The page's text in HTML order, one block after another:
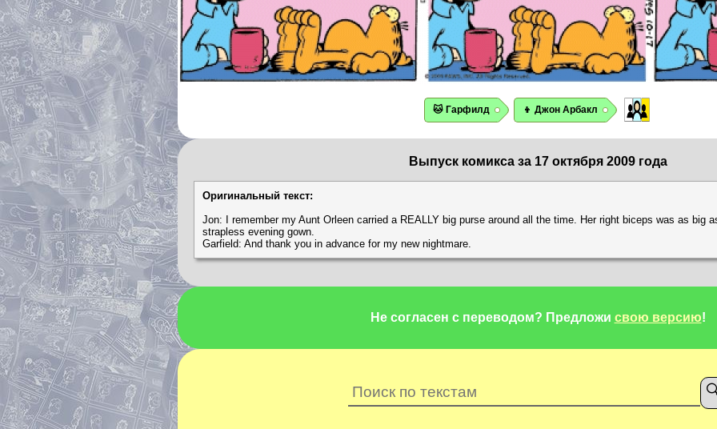
🐱 Гарфилд 👦 Джон Арбакл
Выпуск комикса за 17 октября 2009 года
Оригинальный текст:
Jon: I remember my Aunt Orleen carried a REALLY big purse around all the time. Her right biceps was as big
strapless evening gown.
Garfield: And thank you in advance for my new nightmare.
Не согласен с переводом? Предложи свою версию!